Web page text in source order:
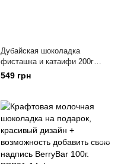
Дубайская шоколадка
фисташка и катаифи 200г
berrybar_zt Chocolate Dubai
Knafeh and Pistachio
549 грн